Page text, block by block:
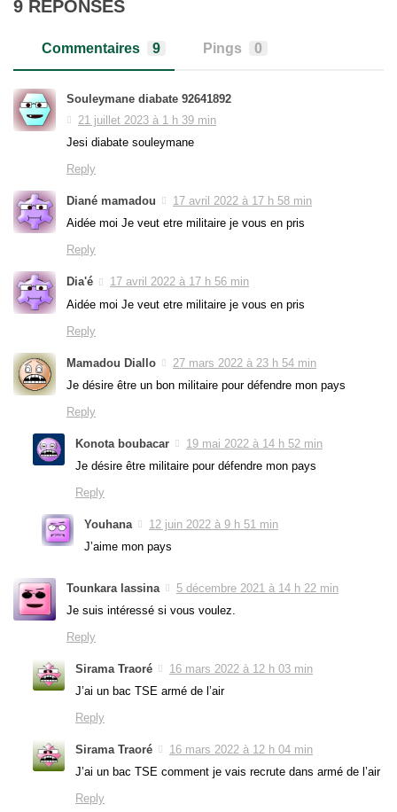
9 RÉPONSES
Commentaires 9 Pings 0
Souleymane diabate 92641892
21 juillet 2023 à 1 h 39 min
Jesi diabate souleymane
Reply
Diané mamadou
17 avril 2022 à 17 h 58 min
Aidée moi Je veut etre militaire je vous en pris
Reply
Dia'é
17 avril 2022 à 17 h 56 min
Aidée moi Je veut etre militaire je vous en pris
Reply
Mamadou Diallo
27 mars 2022 à 23 h 54 min
Je désire être un bon militaire pour défendre mon pays
Reply
Konota boubacar
19 mai 2022 à 14 h 52 min
Je désire être militaire pour défendre mon pays
Reply
Youhana
12 juin 2022 à 9 h 51 min
J’aime mon pays
Tounkara lassina
5 décembre 2021 à 14 h 22 min
Je suis intéressé si vous voulez.
Reply
Sirama Traoré
16 mars 2022 à 12 h 03 min
J’ai un bac TSE armé de l’air
Reply
Sirama Traoré
16 mars 2022 à 12 h 04 min
J’ai un bac TSE comment je vais recrute dans armé de l’air
Reply